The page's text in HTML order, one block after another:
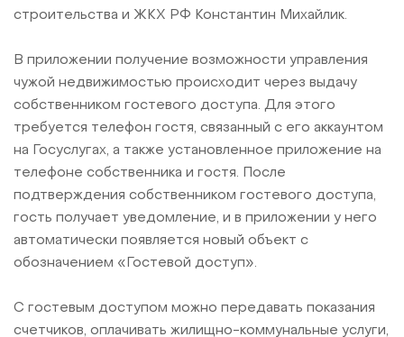
строительства и ЖКХ РФ Константин Михайлик.
В приложении получение возможности управления
чужой недвижимостью происходит через выдачу
собственником гостевого доступа. Для этого
требуется телефон гостя, связанный с его аккаунтом
на Госуслугах, а также установленное приложение на
телефоне собственника и гостя. После
подтверждения собственником гостевого доступа,
гость получает уведомление, и в приложении у него
автоматически появляется новый объект с
обозначением «Гостевой доступ».
С гостевым доступом можно передавать показания
счетчиков, оплачивать жилищно-коммунальные услуги,